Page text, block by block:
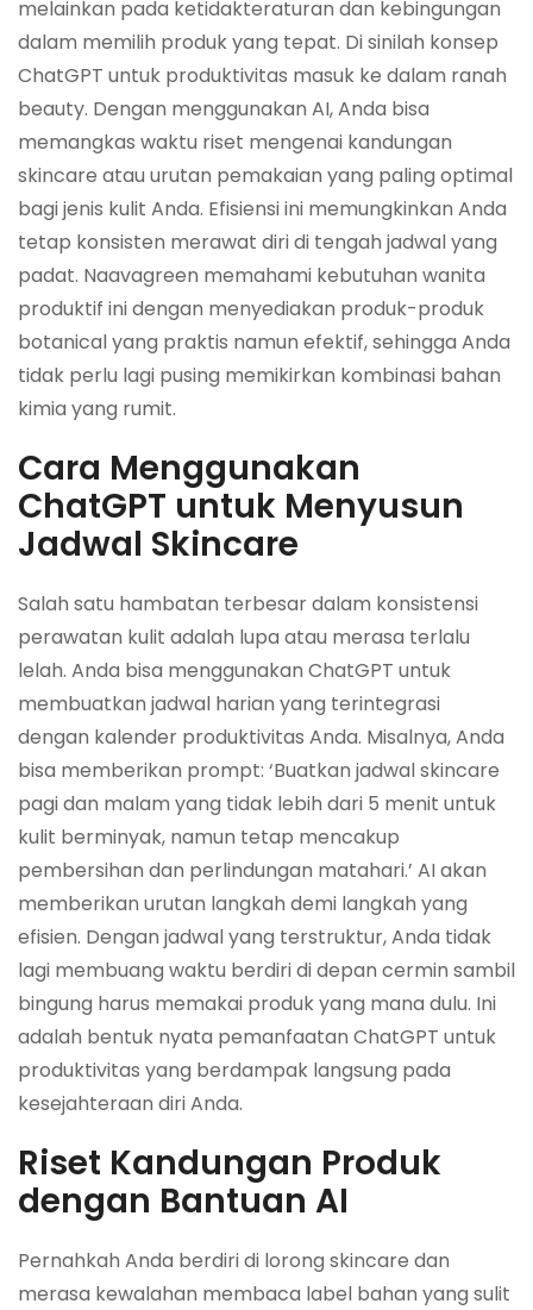
melainkan pada ketidakteraturan dan kebingungan
dalam memilih produk yang tepat. Di sinilah konsep
ChatGPT untuk produktivitas masuk ke dalam ranah
beauty. Dengan menggunakan AI, Anda bisa
memangkas waktu riset mengenai kandungan
skincare atau urutan pemakaian yang paling optimal
bagi jenis kulit Anda. Efisiensi ini memungkinkan Anda
tetap konsisten merawat diri di tengah jadwal yang
padat. Naavagreen memahami kebutuhan wanita
produktif ini dengan menyediakan produk-produk
botanical yang praktis namun efektif, sehingga Anda
tidak perlu lagi pusing memikirkan kombinasi bahan
kimia yang rumit.
Cara Menggunakan
ChatGPT untuk Menyusun
Jadwal Skincare
Salah satu hambatan terbesar dalam konsistensi
perawatan kulit adalah lupa atau merasa terlalu
lelah. Anda bisa menggunakan ChatGPT untuk
membuatkan jadwal harian yang terintegrasi
dengan kalender produktivitas Anda. Misalnya, Anda
bisa memberikan prompt: ‘Buatkan jadwal skincare
pagi dan malam yang tidak lebih dari 5 menit untuk
kulit berminyak, namun tetap mencakup
pembersihan dan perlindungan matahari.’ AI akan
memberikan urutan langkah demi langkah yang
efisien. Dengan jadwal yang terstruktur, Anda tidak
lagi membuang waktu berdiri di depan cermin sambil
bingung harus memakai produk yang mana dulu. Ini
adalah bentuk nyata pemanfaatan ChatGPT untuk
produktivitas yang berdampak langsung pada
kesejahteraan diri Anda.
Riset Kandungan Produk
dengan Bantuan AI
Pernahkah Anda berdiri di lorong skincare dan
merasa kewalahan membaca label bahan yang sulit